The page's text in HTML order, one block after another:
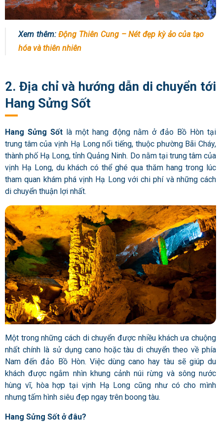
Xem thêm:Động Thiên Cung – Nét đẹp kỳ ảo của tạo
hóa và thiên nhiên
2. Địa chỉ và hướng dẫn di chuyển tới
Hang Sửng Sốt
Hang Sửng Sốt là một hang động nằm ở đảo Bồ Hòn tại
trung tâm của vịnh Hạ Long nổi tiếng, thuộc phường Bãi Cháy,
thành phố Hạ Long, tỉnh Quảng Ninh. Do nằm tại trung tâm của
vịnh Hạ Long, du khách có thể ghé qua thăm hang trong lúc
tham quan khám phá vịnh Hạ Long với chi phí và những cách
di chuyển thuận lợi nhất.
Một trong những cách di chuyển được nhiều khách ưa chuộng
nhất chính là sử dụng cano hoặc tàu di chuyển theo về phía
Nam đến đảo Bồ Hòn. Việc dùng cano hay tàu sẽ giúp du
khách được ngắm nhìn khung cảnh núi rừng và sông nước
hùng vĩ, hòa hợp tại vịnh Hạ Long cũng như có cho mình
nhưng tấm hình siêu đẹp ngay trên boong tàu.
Hang Sửng Sốt ở đâu?